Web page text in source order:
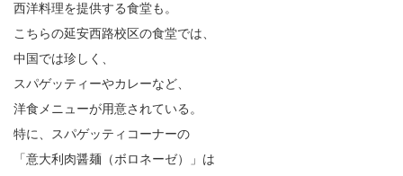
西洋料理を提供する食堂も。
こちらの延安西路校区の食堂では、
中国では珍しく、
スパゲッティーやカレーなど、
洋食メニューが用意されている。
特に、スパゲッティコーナーの
「意大利肉醤麺（ボロネーゼ）」は